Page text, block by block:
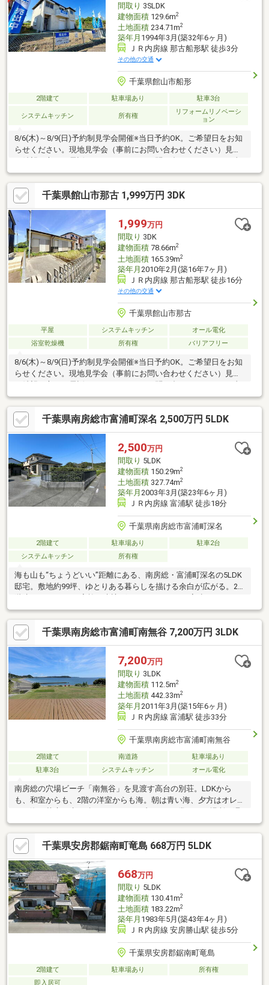
間取り 3SLDK
建物面積129.6m2
土地面積234.71m2
築年月 1994年3月(築32年6ヶ月)
ＪＲ内房線 那古船形駅 徒歩3分
その他の交通
千葉県館山市船形
2階建て 駐車場あり 駐車3台
システムキッチン 所有権
リフォームリノベーシ
ョン
8/6(木)～8/9(日)予約制見学会開催※当日予約OK。ご希望日をお知
らせください。現地見学会（事前にお問い合わせください）見学
接来場も可能です。現地からお電話ください。〇館山市立船形小
学校(400ｍ)、館山市立第一中学校(950ｍ)まで徒歩12分圏内で賑
わいのある市街地エリアのため、お子様の通学にも安心ですね。
〇JR内房線那古船形駅まで徒歩約4分、冨浦ICまでお車で約7分
と、お出かけに最適な好立地です。近くにはスーパーやイオンタ
ウン、レジャー施設も多数点在しておりますので、二拠点生活と
しても使い勝手がよさそうで
千葉県館山市那古 1,999万円 3DK
1,999万円
間取り 3DK
建物面積78.66m2
土地面積165.39m2
築年月 2010年2月(築16年7ヶ月)
ＪＲ内房線 那古船形駅 徒歩16分
その他の交通
千葉県館山市那古
平屋 システムキッチン
オール電化
浴室乾燥機
所有権 バリアフリー
8/6(木)～8/9(日)予約制見学会開催※当日予約OK。ご希望日をお知
らせください。現地見学会（事前にお問い合わせください）見学
接来場も可能です。現地からお電話ください。〇海まで約550mと
徒歩7分の距離で、たくさんのレジャー施設や自然に囲まれた人気
リゾートエリアで人気の平家建のおうちです！築年数が若いた
め、非常にきれいな状態でお住まいいただけます！〇ICまで約
3.1km、JR内房線那古船形駅まで約1.3kmと近く、県外からのア
クセスが良好な立地です！別荘として自然を満喫した生活も、定
住してご友人や
千葉県南房総市富浦町深名 2,500万円 5LDK
2,500万円
間取り 5LDK
建物面積150.29m2
土地面積327.74m2
築年月 2003年3月(築23年6ヶ月)
ＪＲ内房線 富浦駅 徒歩18分
千葉県南房総市富浦町深名
2階建て 駐車場あり
駐車2台
システムキッチン
所有権
海も山も“ちょうどいい”距離にある、南房総・富浦町深名の5LDK
邸宅。敷地約99坪、ゆとりある暮らしを描ける余白が広がる。2
も近く、都心アクセスもスムーズ。週末も定住も、どちらも叶え
る自由設計の舞台。海の近く、緑の広がる環境で深呼吸できる毎
日。移住を考える方にも、セカンドハウスを探す方にも最適。
「暮らしやすさ」も「ゆとり」も、しっかり手にできる住まいで
す。
千葉県南房総市富浦町南無谷 7,200万円 3LDK
7,200万円
間取り 3LDK
建物面積112.5m2
土地面積442.33m2
築年月 2011年3月(築15年6ヶ月)
ＪＲ内房線 富浦駅 徒歩33分
千葉県南房総市富浦町南無谷
2階建て 南道路
駐車場あり
駐車3台
システムキッチン オール電化
南房総の穴場ビーチ「南無谷」を見渡す高台の別荘。LDKから
も、和室からも、2階の洋室からも海。朝は青い海、夕方はオレン
ジの海。芝庭の先に続くオーシャンブルーが日常になる場所。週
末の拠点にも、移住にも。
千葉県安房郡鋸南町竜島 668万円 5LDK
668万円
間取り 5LDK
建物面積130.41m2
土地面積183.22m2
築年月 1983年5月(築43年4ヶ月)
ＪＲ内房線 安房勝山駅 徒歩5分
千葉県安房郡鋸南町竜島
2階建て 駐車場あり
所有権
即入居可